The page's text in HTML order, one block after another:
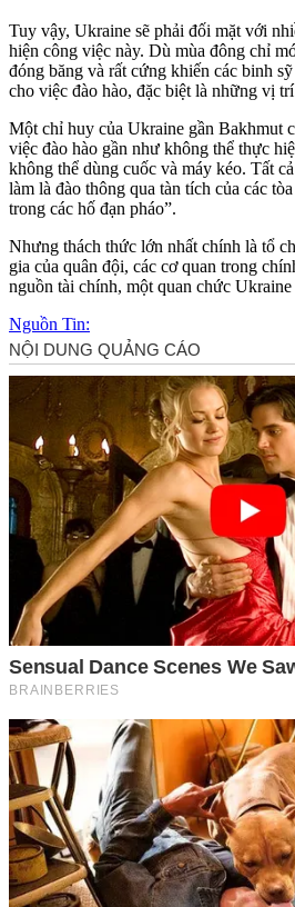
Tuy vậy, Ukraine sẽ phải đối mặt với
hiện công việc này. Dù mùa đông chỉ
đóng băng và rất cứng khiến các binh
cho việc đào hào, đặc biệt là những vị
Một chỉ huy của Ukraine gần Bakhmut
việc đào hào gần như không thể thực
không thể dùng cuốc và máy kéo. Tất
làm là đào thông qua tàn tích của các
trong các hố đạn pháo”.
Nhưng thách thức lớn nhất chính là tổ
gia của quân đội, các cơ quan trong
nguồn tài chính, một quan chức
Nguồn Tin: